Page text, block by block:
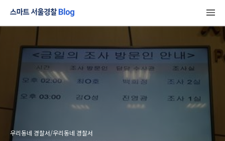
우리동네 경찰서/우리동네 경찰서